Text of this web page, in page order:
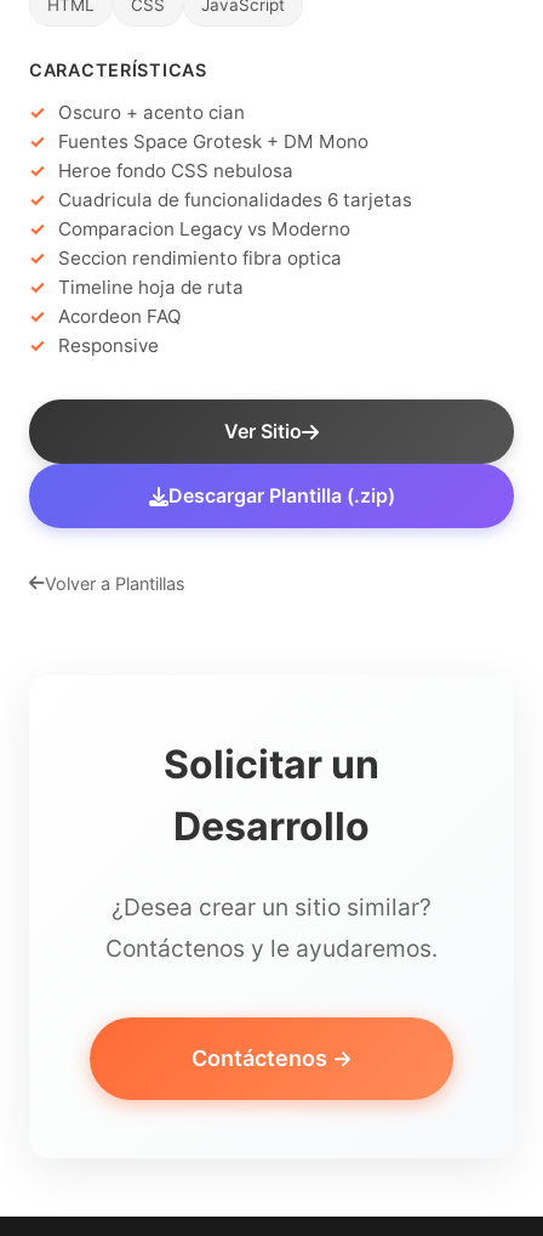
HTML CSS JavaScript
CARACTERÍSTICAS
Oscuro + acento cian
Fuentes Space Grotesk + DM Mono
Heroe fondo CSS nebulosa
Cuadricula de funcionalidades 6 tarjetas
Comparacion Legacy vs Moderno
Seccion rendimiento fibra optica
Timeline hoja de ruta
Acordeon FAQ
Responsive
Ver Sitio
Descargar Plantilla (.zip)
Volver a Plantillas
Solicitar un
Desarrollo
¿Desea crear un sitio similar?
Contáctenos y le ayudaremos.
Contáctenos →